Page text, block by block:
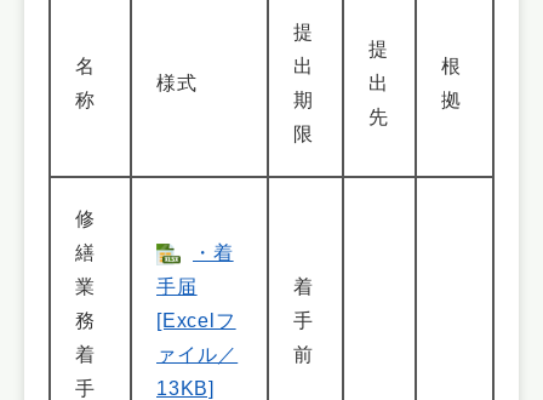
名
称
様式
提
出
期
限
提
出
先
根
拠
修
繕
業
務
着
手
・着
手届
[Excelフ
ァイル／
13KB]
着
手
前